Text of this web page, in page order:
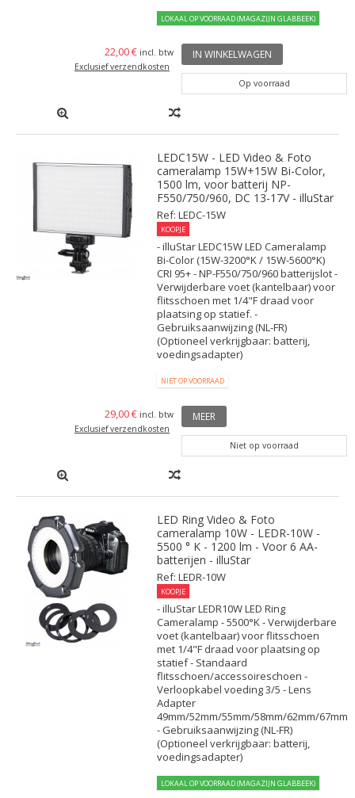
LOKAAL OP VOORRAAD (MAGAZIJN GLABBEEK)
22,00 € incl. btw
Exclusief verzendkosten
IN WINKELWAGEN
Op voorraad
LEDC15W - LED Video & Foto
cameralamp 15W+15W Bi-Color,
1500 lm, voor batterij NP-
F550/750/960, DC 13-17V - illuStar
Ref: LEDC-15W
KOOPJE
- illuStar LEDC15W LED Cameralamp
Bi-Color (15W-3200°K / 15W-5600°K)
CRI 95+ - NP-F550/750/960 batterijslot -
Verwijderbare voet (kantelbaar) voor
flitsschoen met 1/4"F draad voor
plaatsing op statief. -
Gebruiksaanwijzing (NL-FR)
(Optioneel verkrijgbaar: batterij,
voedingsadapter)
NIET OP VOORRAAD
29,00 € incl. btw
Exclusief verzendkosten
MEER
Niet op voorraad
LED Ring Video & Foto
cameralamp 10W - LEDR-10W -
5500 ° K - 1200 lm - Voor 6 AA-
batterijen - illuStar
Ref: LEDR-10W
KOOPJE
- illuStar LEDR10W LED Ring
Cameralamp - 5500°K - Verwijderbare
voet (kantelbaar) voor flitsschoen
met 1/4"F draad voor plaatsing op
statief - Standaard
flitsschoen/accessoireschoen -
Verloopkabel voeding 3/5 - Lens
Adapter
49mm/52mm/55mm/58mm/62mm/67mm
- Gebruiksaanwijzing (NL-FR)
(Optioneel verkrijgbaar: batterij,
voedingsadapter)
LOKAAL OP VOORRAAD (MAGAZIJN GLABBEEK)